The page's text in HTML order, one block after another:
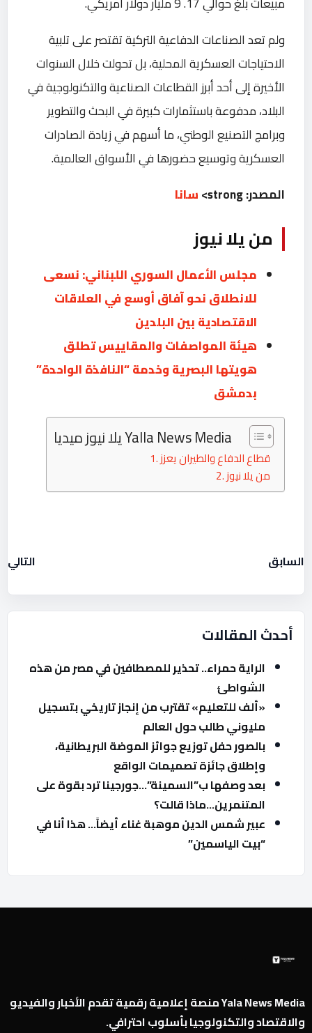
ولم تعد الصناعات الدفاعية التركية تقتصر على تلبية
الاحتياجات العسكرية المحلية، بل تحولت خلال السنوات
الأخيرة إلى أحد أبرز القطاعات الصناعية والتكنولوجية في
البلاد، مدفوعة باستثمارات كبيرة في البحث والتطوير
وبرامج التصنيع الوطني، ما أسهم في زيادة الصادرات
العسكرية وتوسيع حضورها في الأسواق العالمية.
المصدر: strong>
سانا
من يلا نيوز
مجلس الأعمال السوري اللبناني: نسعى
للانطلاق نحو آفاق أوسع في العلاقات
الاقتصادية بين البلدين
هيئة المواصفات والمقاييس تطلق
هويتها البصرية وخدمة “النافذة الواحدة”
بدمشق
يلا نيوز ميديا Yalla News Media
قطاع الدفاع والطيران يعزز
من يلا نيوز
السابق التالي
أحدث المقالات
الراية حمراء.. تحذير للمصطافين في مصر من هذه
الشواطئ
«ألف للتعليم» تقترب من إنجاز تاريخي بتسجيل
مليوني طالب حول العالم
بالصور حفل توزيع جوائز الموضة البريطانية،
وإطلاق جائزة تصميمات الواقع
بعد وصفها ب”السمينة”…جورجينا ترد بقوة على
المتنمرين…ماذا قالت؟
عبير شمس الدين موهبة غناء أيضاً… هذا أنا في
“بيت الياسمين”
Yala News Media منصة إعلامية رقمية تقدم الأخبار والفيديو
والاقتصاد والتكنولوجيا بأسلوب احترافي.